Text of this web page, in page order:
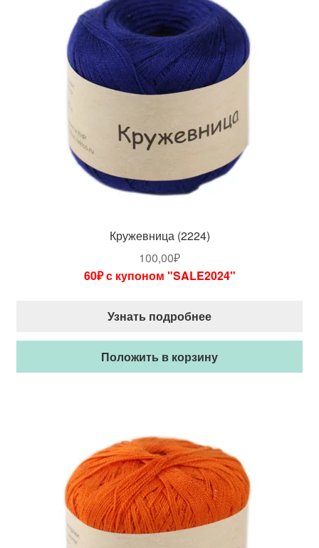
Кружевница (2224)
100,00₽
60₽ с купоном "SALE2024"
Узнать подробнее
Положить в корзину